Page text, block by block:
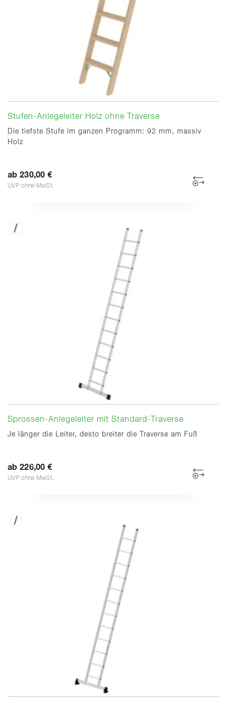
Stufen-Anlegeleiter Holz ohne Traverse
Die tiefste Stufe im ganzen Programm: 92 mm, massiv
Holz
ab 230,00 €
UVP ohne MwSt.
Sprossen-Anlegeleiter mit Standard-Traverse
Je länger die Leiter, desto breiter die Traverse am Fuß
ab 226,00 €
UVP ohne MwSt.